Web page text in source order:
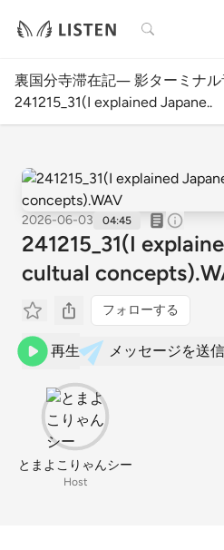
検索
裏国分寺滞在記― 影ターミナ
241215_31(I explained Japane..
2026-06-03 04:45
241215_31(I
cultual
フォローする
再生 メッセージを送信
とまよこりゃんシー
Host